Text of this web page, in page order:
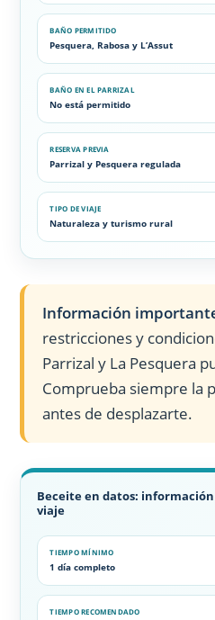
BAÑO PERMITIDO
Pesquera, Rabosa y L’Assut
BAÑO EN EL PARRIZAL
No está permitido
RESERVA PREVIA
Parrizal y Pesquera regulada
TIPO DE VIAJE
Naturaleza y turismo rural
Información
restricciones y
Parrizal y La Pesquera
Comprueba siempre la
antes de desplazarte.
Beceite en datos:
viaje
TIEMPO MÍNIMO
1 día completo
TIEMPO RECOMENDADO